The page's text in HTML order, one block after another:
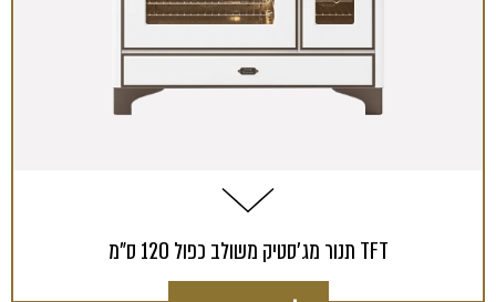
תנור מג'סטיק משולב כפול 120 ס"מ TFT